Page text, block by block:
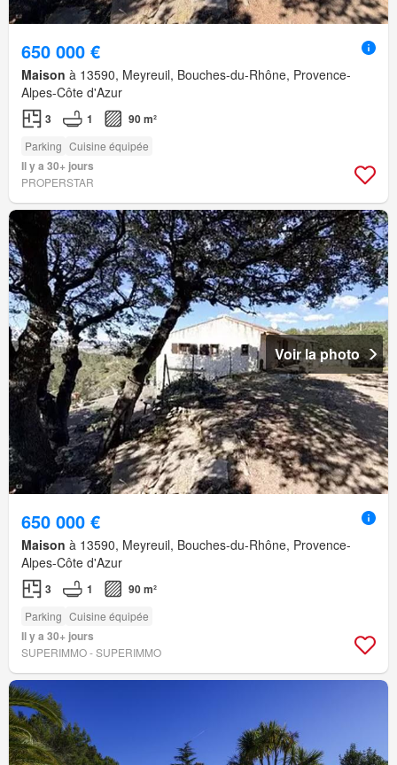
650 000 €
Maison à 13590, Meyreuil, Bouches-du-Rhône, Provence-
Alpes-Côte d'Azur
3 1 90 m²
Parking Cuisine équipée
Il y a 30+ jours
PROPERSTAR
Voir la photo
650 000 €
Maison à 13590, Meyreuil, Bouches-du-Rhône, Provence-
Alpes-Côte d'Azur
3 1 90 m²
Parking Cuisine équipée
Il y a 30+ jours
SUPERIMMO - SUPERIMMO